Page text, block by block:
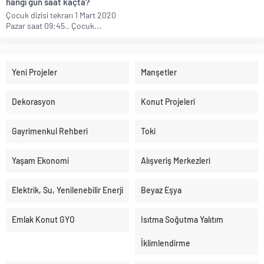
Çocuk dizisi tekrarı 1 Mart 2020
Pazar saat 09:45.. Çocuk...
Yeni Projeler Manşetler
Dekorasyon Konut Projeleri
Gayrimenkul Rehberi Toki
Yaşam Ekonomi Alışveriş Merkezleri
Elektrik, Su, Yenilenebilir Enerji Beyaz Eşya
Emlak Konut GYO Isıtma Soğutma Yalıtım
İklimlendirme